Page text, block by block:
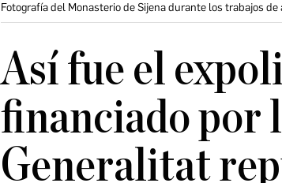
Fotografía del Monasterio de Sijena durante los trabajos
Así fue el
financiado por
Generalitat